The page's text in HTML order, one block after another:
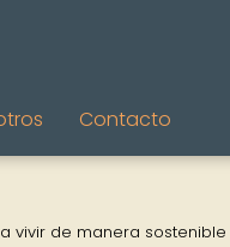
Contacto
vivir de manera sostenible